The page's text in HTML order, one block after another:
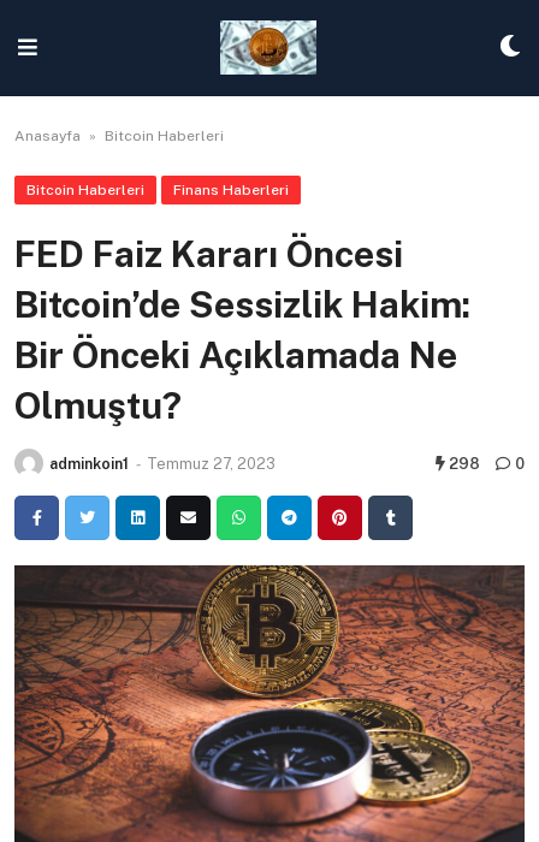
content
Anasayfa » Bitcoin Haberleri
Bitcoin Haberleri Finans Haberleri
FED Faiz Kararı Öncesi
Bitcoin’de Sessizlik Hakim:
Bir Önceki Açıklamada Ne
Olmuştu?
adminkoin1 - Temmuz 27, 2023 298 0